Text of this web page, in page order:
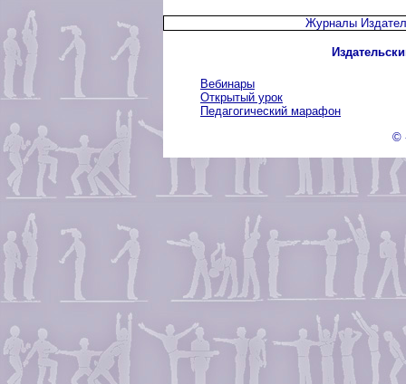
Журналы
Вебинары
Открытый урок
Педагогический марафон
©